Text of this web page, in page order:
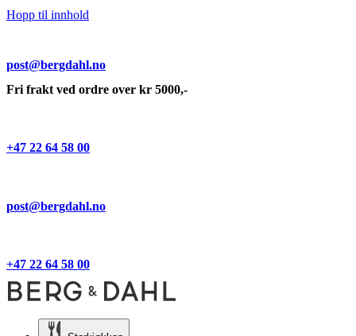
Hopp til innhold
post@bergdahl.no
Fri frakt ved ordre over kr 5000,-
+47 22 64 58 00
post@bergdahl.no
+47 22 64 58 00